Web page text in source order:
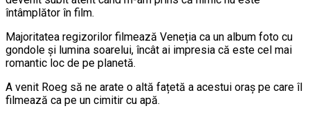
întâmplător în film.
Majoritatea regizorilor filmează Veneția ca un album foto cu
gondole și lumina soarelui, încât ai impresia că este cel mai
romantic loc de pe planetă.
A venit Roeg să ne arate o altă fațetă a acestui oraș pe care îl
filmează ca pe un cimitir cu apă.